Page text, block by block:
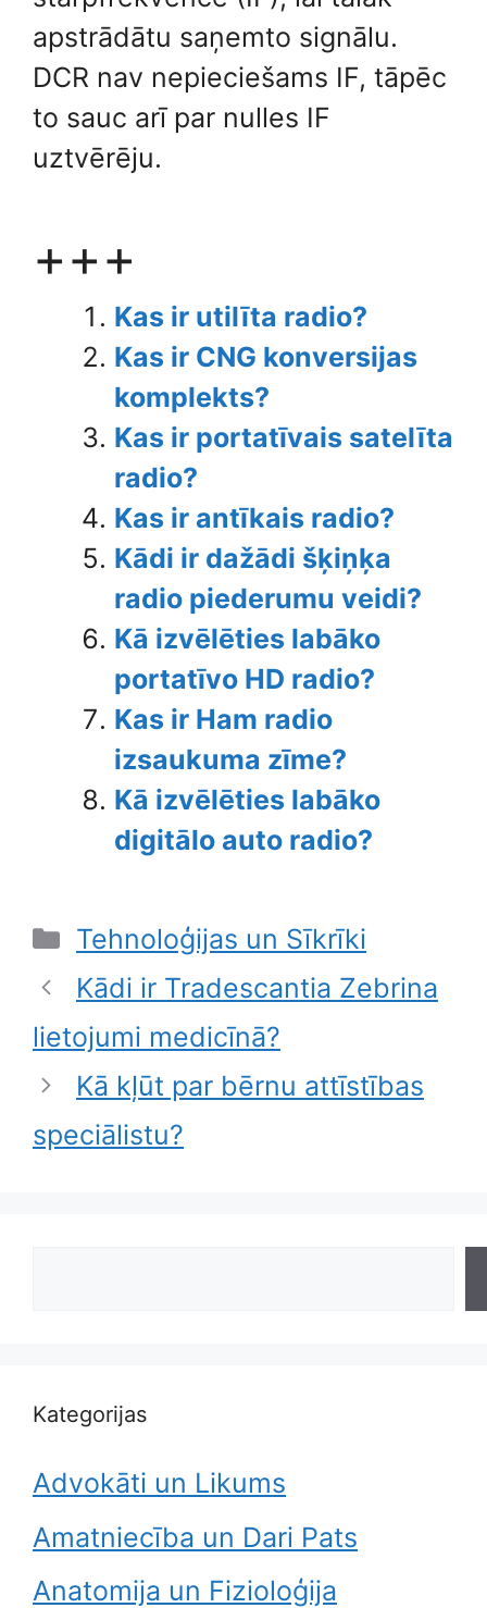
apstrādātu saņemto signālu.
DCR nav nepieciešams IF, tāpēc
to sauc arī par nulles IF
uztvērēju.
+++
Kas ir utilīta radio?
Kas ir CNG konversijas
komplekts?
Kas ir portatīvais satelīta
radio?
Kas ir antīkais radio?
Kādi ir dažādi šķiņķa
radio piederumu veidi?
Kā izvēlēties labāko
portatīvo HD radio?
Kas ir Ham radio
izsaukuma zīme?
Kā izvēlēties labāko
digitālo auto radio?
Categories
Tehnoloģijas un Sīkrīki
Kādi ir Tradescantia Zebrina
lietojumi medicīnā?
Kā kļūt par bērnu attīstības
speciālistu?
Kategorijas
Advokāti un Likums
Amatniecība un Dari Pats
Anatomija un Fizioloģija